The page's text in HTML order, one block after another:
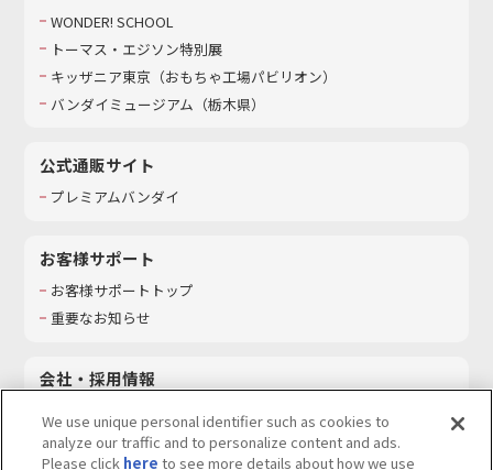
WONDER! SCHOOL
トーマス・エジソン特別展
キッザニア東京（おもちゃ工場パビリオン）​
バンダイミュージアム（栃木県）
公式通販サイト
プレミアムバンダイ
お客様サポート
お客様サポートトップ
重要なお知らせ
会社・採用情報
採用情報
We use unique personal identifier such as cookies to
analyze our traffic and to personalize content and ads.
Please click here to see more details about how we use